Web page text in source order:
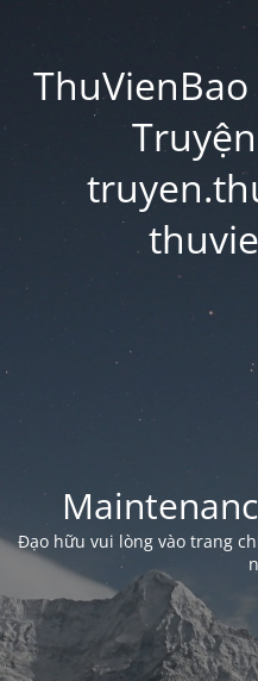
Đạo hữu vui lòng vào trang